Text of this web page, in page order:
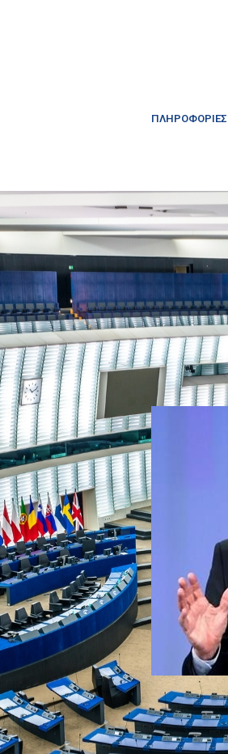
ΠΛΗΡΟΦΟΡΊΕΣ